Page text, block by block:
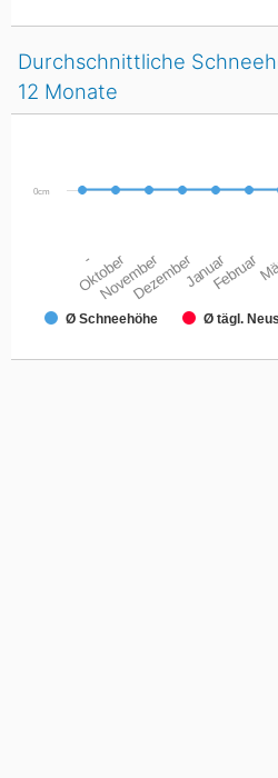
Durchschnittliche
12 Monate
Ø Schneehöhe Ø tägl.
0cm
-
Oktober
NovemberDezemberJanuarFebruar